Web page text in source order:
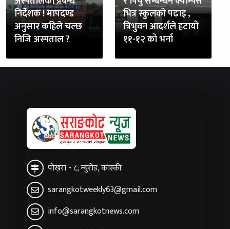
निर्देशक ! मापदण्ड
अनुसार कहिले चल्छ
निजि अस्पताल ?
भित्र स्कुलको पढाइ ,
त्रिभुवन आदर्शले हटायो
११-१२ को भर्ना
पोखरा - ८, न्युरोड, कास्की
sarangkotweekly63@gmail.com
info@sarangkotnews.com